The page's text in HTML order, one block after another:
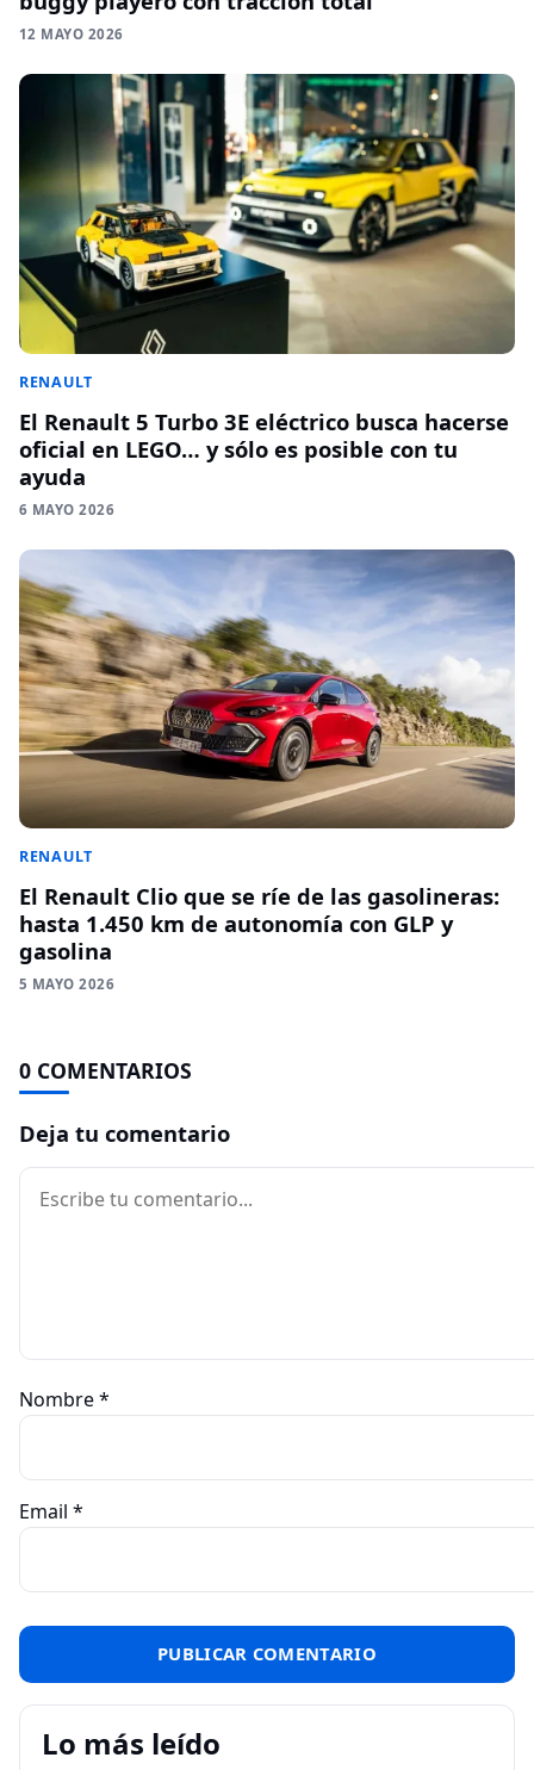
12 MAYO 2026
RENAULT
El Renault 5 Turbo 3E eléctrico busca hacerse
oficial en LEGO… y sólo es posible con tu
ayuda
6 MAYO 2026
RENAULT
El Renault Clio que se ríe de las gasolineras:
hasta 1.450 km de autonomía con GLP y
gasolina
5 MAYO 2026
0 COMENTARIOS
Deja tu comentario
Comentario
Nombre*
Email *
Lo más leído